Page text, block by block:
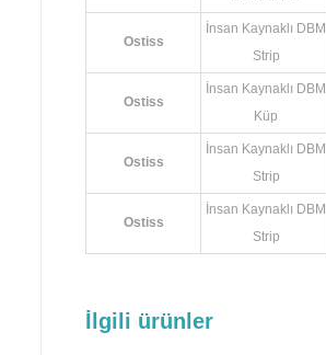
Ostiss
İnsan Kaynaklı DBM
Strip
Ostiss
İnsan Kaynaklı DBM
Küp
Ostiss
İnsan Kaynaklı DBM
Strip
Ostiss
İnsan Kaynaklı DBM
Strip
İlgili ürünler